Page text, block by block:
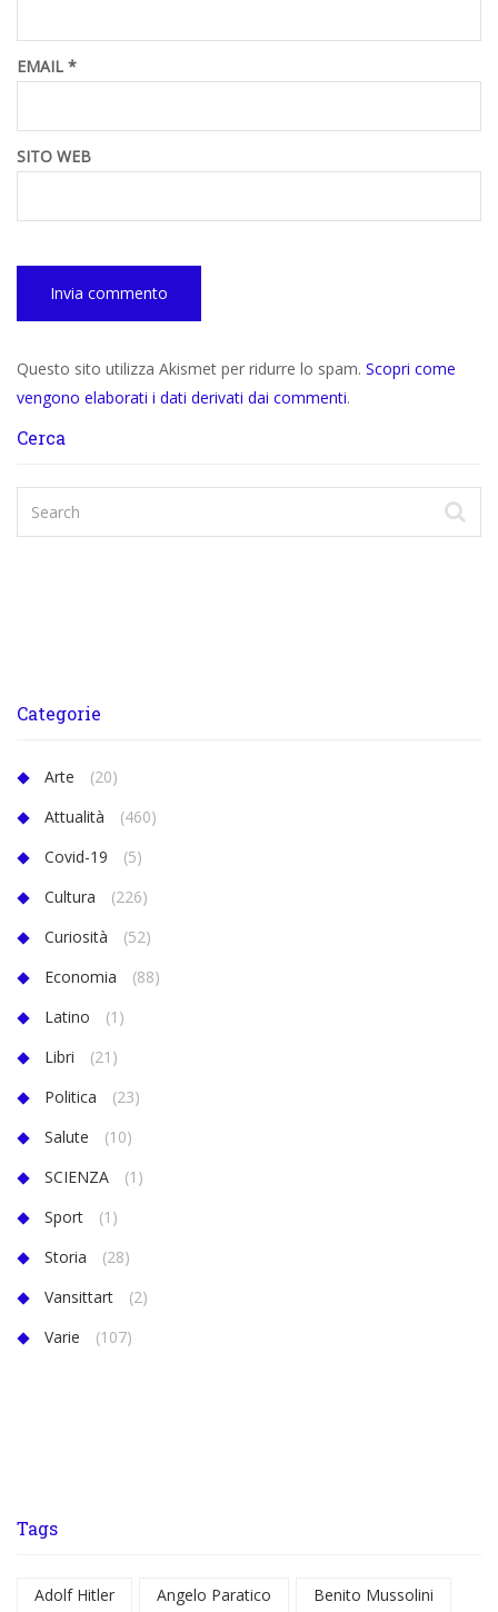
EMAIL *
SITO WEB
Questo sito utilizza Akismet per ridurre lo spam. Scopri come
vengono elaborati i dati derivati dai commenti.
Cerca
Categorie
Arte
(20)
Attualità
(460)
Covid-19
(5)
Cultura
(226)
Curiosità
(52)
Economia
(88)
Latino
(1)
Libri
(21)
Politica
(23)
Salute
(10)
SCIENZA
(1)
Sport
(1)
Storia
(28)
Vansittart
(2)
Varie
(107)
Tags
Adolf Hitler Angelo Paratico
Benito Mussolini